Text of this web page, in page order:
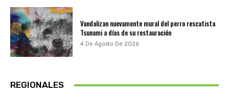
Vandalizan nuevamente mural del perro rescatista
Tsunami a días de su restauración
4 De Agosto De 2026
REGIONALES